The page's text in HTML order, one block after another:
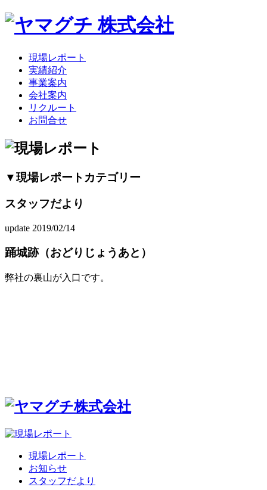
現場レポート
実績紹介
事業案内
会社案内
リクルート
お問合せ
▼現場レポートカテゴリー
スタッフだより
update 2019/02/14
踊城跡（おどりじょうあと）
弊社の裏山が入口です。
現場レポート
お知らせ
スタッフだより